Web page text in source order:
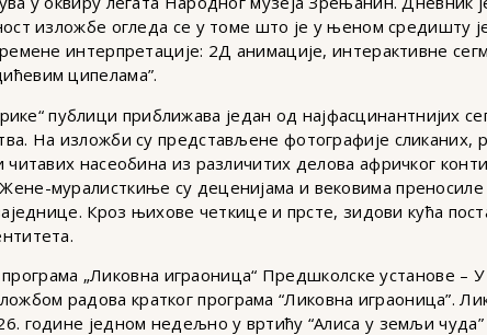
изложбе огледа се у томе што је у њеном средишту
интерпретације: 2Д анимације, интерактивне
ципелама”.
публици приближава један од најфасцинантнијих
На изложби су представљене фотографије
читавих насеобина из различитих делова афричког
муралисткиње су деценијама и вековима преносиле
Кроз њихове четкице и прсте, зидови кућа
„Ликовна играоница“ Предшколске установе –
радова кратког програма “Ликовна играоница”.
године једном недељно у вртићу “Алиса у земљи